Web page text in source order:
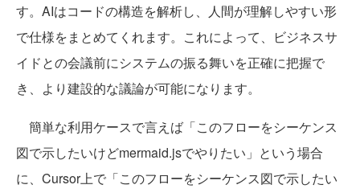
す。AIはコードの構造を解析し、人間が理解しやすい形
で仕様をまとめてくれます。これによって、ビジネスサ
イドとの会議前にシステムの振る舞いを正確に把握で
き、より建設的な議論が可能になります。
簡単な利用ケースで言えば「このフローをシーケンス
図で示したいけどmermaid.jsでやりたい」という場合
に、Cursor上で「このフローをシーケンス図で示したい